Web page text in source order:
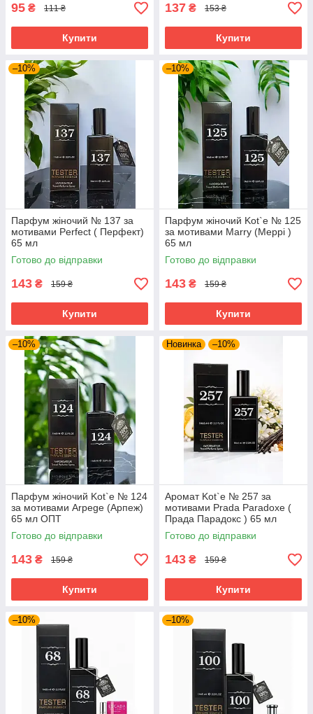
95 ₴ 111 ₴
Купити
137 ₴ 153 ₴
Купити
–10%
Парфум жіночий № 137 за
мотивами Perfect ( Перфект)
65 мл
Готово до відправки
143 ₴ 159 ₴
Купити
–10%
Парфум жіночий Kot`e № 125
за мотивами Marry (Меррі )
65 мл
Готово до відправки
143 ₴ 159 ₴
Купити
–10%
Парфум жіночий Kot`e № 124
за мотивами Arpege (Арпеж)
65 мл ОПТ
Готово до відправки
143 ₴ 159 ₴
Купити
Новинка –10%
Аромат Kot`e № 257 за
мотивами Prada Paradoxe (
Прада Парадокс ) 65 мл
Готово до відправки
143 ₴ 159 ₴
Купити
–10% –10%